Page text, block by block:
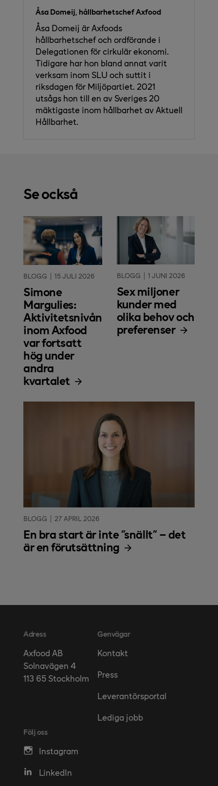
Åsa Domeij, hållbarhetschef Axfood
Åsa Domeij är Axfoods
hållbarhetschef och ordförande i
Delegationen för cirkulär ekonomi.
Tidigare har hon bland annat varit
verksam inom SLU och suttit i
riksdagen för Miljöpartiet. 2021
utsågs hon till en av Sveriges 20
mäktigaste inom hållbarhet av Aktuell
Hållbarhet.
Se också
BLOGG 15 JULI 2026
Simone
Margulies:
Aktivitetsnivån
inom Axfood
var fortsatt
hög under
andra
kvartalet
BLOGG 1 JUNI 2026
Sex miljoner
kunder med
olika behov och
preferenser
BLOGG 27 APRIL 2026
En bra start är inte ”snällt” – det
är en förutsättning
Adress
Axfood AB
Solnavägen 4
113 65 Stockholm
Genvägar
Kontakt
Press
Leverantörsportal
Lediga jobb
Följ oss
Instagram
LinkedIn